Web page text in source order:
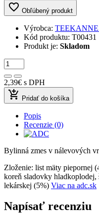
favorite_border Obľúbený produkt
Výrobca: TEEKANNE
Kód produktu: T00431
Produkt je: Skladom
2,39€ s DPH
add_shopping_cart Pridať do košíka
Popis
Recenzie (0)
Bylinná zmes v nálevových
Zloženie: list mäty piepornej
koreň sladovky
lekárskej (5%) Viac na adc.sk
Napísať recenziu